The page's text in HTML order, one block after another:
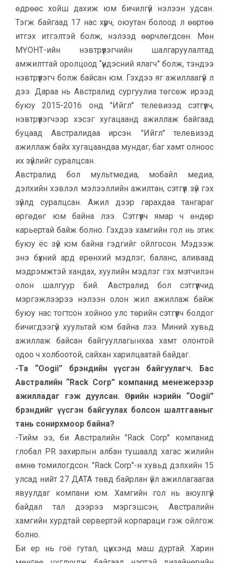
өдрөөс хойш дахиж юм бичилгүй нэлээн удсан.
Тэгж байгаад 17 нас хүрч, оюутан болоод л өөртөө
итгэх итгэлтэй болж, нэлээд өөрчлөгдсөн. Мөн
МҮОНТ-ийн нэвтрүүлэгчийн шалгаруулалтад
амжилттай оролцоод “үндэсний ялагч” болж, тэндээ
нэвтрүүлэгч болж байсан юм. Гэхдээ яг ажиллаагүй л
дээ. Дараа нь Австралид сургуулиа төгсөж ирээд
буюу 2015-2016 онд "Ийгл" телевизэд сэтгүүлч,
нэвтрүүлэгчээр хэсэг хугацаанд ажиллаж байгаад
буцаад Австралидаа ирсэн. "Ийгл" телевизэд
ажиллаж байх хугацаандаа мундаг, баг хамт олноос
их зүйлийг суралцсан.
Австралид бол мультмедиа, мобайл медиа,
дэлхийн хэвлэл мэлээллийн ажилтан, сэтгүүл зүй гэх
зүйлд суралцсан. Ажил дээр гарахдаа тангараг
өргөдөг юм байна лээ. Сэтгүүлч ямар ч өндөр
карьертай байж болно. Гэхдээ хамгийн гол нь этик
буюу ёс зүй юм байна гэдгийг ойлгосон. Мэдээж
энэ бүхний ард ерөнхий мэдлэг, баланс, аливаад
мэдрэмжтэй хандах, хуулийн мэдлэг гэх мэтчилэн
олон шалгуур бий. Австралид бол сэтгүүлчид
мэргэжлээрээ нэлээн олон жил ажиллаж байж
буюу нас тогтсон хойноо улс төрийн сэтгүүлч болдог
бичигдээгүй хуультай юм байна лээ. Миний хувьд
ажиллаж байсан байгууллагынхаа хамт олонтой
одоо ч холбоотой, сайхан харилцаатай байдаг.
-Та “Oogii” брэндийн үүсгэн байгуулагч. Бас
Австралийн “Rack Corp” компанид менежерээр
ажилладаг гэж дуулсан. Өөрийн нэрийн “Oogii”
брэндийг үүсгэн байгуулах болсон шалтгааныг
тань сонирхмоор байна?
-Тийм ээ, би Австралийн "Rack Corp" компанид
глобал PR захирлын албан тушаалд хагас жилийн
өмнө томилогдсон. "Rack Corp"-н хувьд дэлхийн 15
улсад нийт 27 ДАТА төвд байрлан үйл ажиллагаагаа
явуулдаг компани юм. Хамгийн гол нь аюулгүй
байдал тал дээрээ мэргэшсэн, Австралийн
хамгийн хурдтай сервертэй корпараци гэж ойлгож
болно.
Би ер нь гоё гутал, цүнхэнд маш дуртай. Харин